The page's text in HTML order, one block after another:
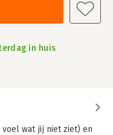
in huis
wat jij niet ziet) en